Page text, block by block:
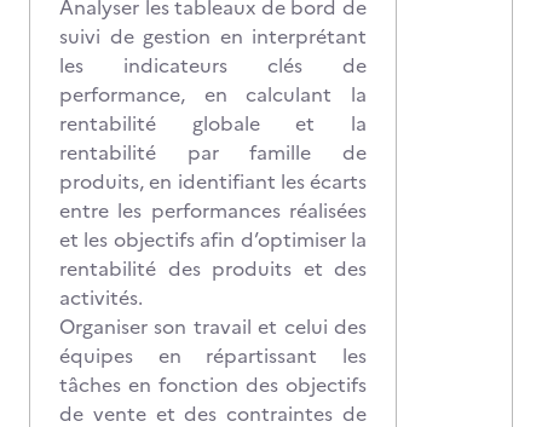
Analyser les tableaux de bord de
suivi de gestion en interprétant
les indicateurs clés de
performance, en calculant la
rentabilité globale et la
rentabilité par famille de
produits, en identifiant les écarts
entre les performances réalisées
et les objectifs afin d’optimiser la
rentabilité des produits et des
activités.
Organiser son travail et celui des
équipes en répartissant les
tâches en fonction des objectifs
de vente et des contraintes de